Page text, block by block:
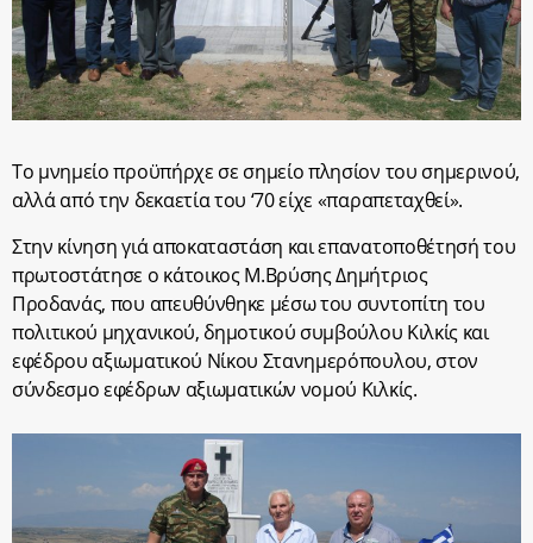
Το μνημείο προϋπήρχε σε σημείο πλησίον του σημερινού,
αλλά από την δεκαετία του ‘70 είχε «παραπεταχθεί».
Στην κίνηση γιά αποκαταστάση και επανατοποθέτησή του
πρωτοστάτησε ο κάτοικος Μ.Βρύσης Δημήτριος
Προδανάς, που απευθύνθηκε μέσω του συντοπίτη του
πολιτικού μηχανικού, δημοτικού συμβούλου Κιλκίς και
εφέδρου αξιωματικού Νίκου Στανημερόπουλου, στον
σύνδεσμο εφέδρων αξιωματικών νομού Κιλκίς.